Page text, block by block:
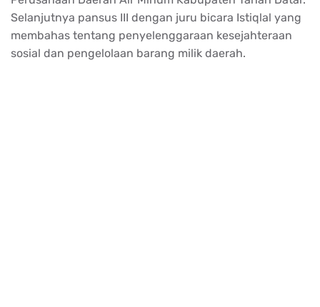
Selanjutnya pansus III dengan juru bicara Istiqlal yang
membahas tentang penyelenggaraan kesejahteraan
sosial dan pengelolaan barang milik daerah.